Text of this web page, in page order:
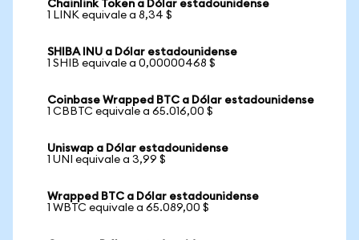
Chainlink Token a Dólar estadounidense
1 LINK equivale a 8,34 $
SHIBA INU a Dólar estadounidense
1 SHIB equivale a 0,00000468 $
Coinbase Wrapped BTC a Dólar estadounidense
1 CBBTC equivale a 65.016,00 $
Uniswap a Dólar estadounidense
1 UNI equivale a 3,99 $
Wrapped BTC a Dólar estadounidense
1 WBTC equivale a 65.089,00 $